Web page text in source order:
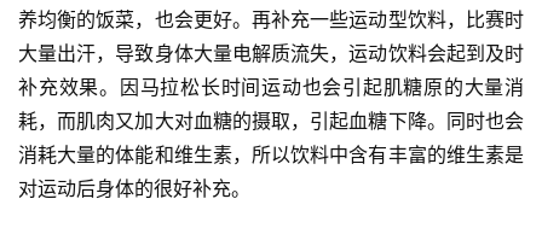
养均衡的饭菜，也会更好。再补充一些运动型饮料，比赛时
大量出汗，导致身体大量电解质流失，运动饮料会起到及时
补充效果。因马拉松长时间运动也会引起肌糖原的大量消
耗，而肌肉又加大对血糖的摄取，引起血糖下降。同时也会
消耗大量的体能和维生素，所以饮料中含有丰富的维生素是
对运动后身体的很好补充。